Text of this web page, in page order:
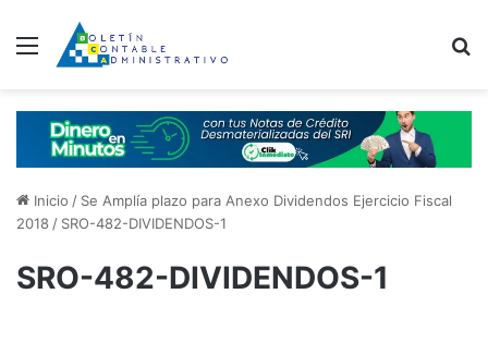
Menú
Inicio / Se Amplía plazo para Anexo Dividendos Ejercicio Fiscal
2018 / SRO-482-DIVIDENDOS-1
SRO-482-DIVIDENDOS-1